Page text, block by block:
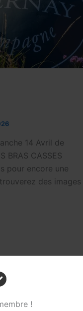
!
14 Avril de
BRAS CASSES
pour encore une
des images